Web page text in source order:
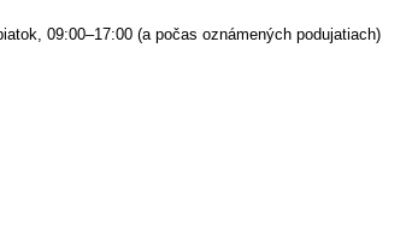
09:00–17:00 (a počas oznámených podujatiach)